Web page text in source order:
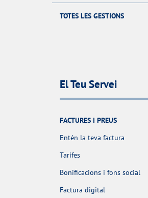
TOTES LES GESTIONS
El Teu Servei
FACTURES I PREUS
Entén la teva factura
Tarifes
Bonificacions i fons social
Factura digital